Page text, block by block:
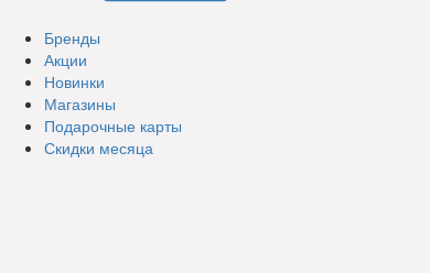
Бренды
Акции
Новинки
Магазины
Подарочные карты
Скидки месяца